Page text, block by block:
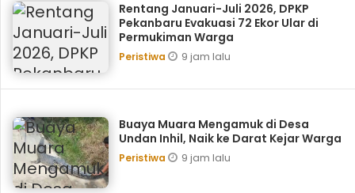
Rentang Januari-Juli 2026, DPKP
Pekanbaru Evakuasi 72 Ekor Ular di
Permukiman Warga
Peristiwa 9 jam lalu
Buaya Muara Mengamuk di Desa
Undan Inhil, Naik ke Darat Kejar Warga
Peristiwa 9 jam lalu